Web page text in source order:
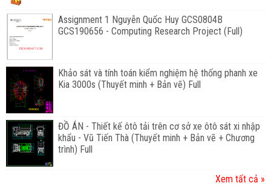
Assignment 1 Nguyễn Quốc Huy GCS0804B
GCS190656 - Computing Research Project (Full)
Khảo sát và tính toán kiểm nghiệm hệ thống phanh xe
Kia 3000s (Thuyết minh + Bản vẽ) Full
ĐỒ ÁN - Thiết kế ôtô tải trên cơ sở xe ôtô sát xi nhập
khẩu - Vũ Tiến Thà (Thuyết minh + Bản vẽ + Chương
trình) Full
Xem tất cả »